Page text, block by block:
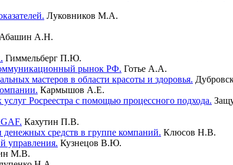
Луковников М.А.
Абашин А.Н.
Гиммельберг П.Ю.
рынок РФ. Готье А.А.
мастеров в области красоты и здоровья.
Кармышов А.Е.
Росреестра с помощью процессного подхода.
Кахутин П.В.
денежных средств в группе компаний. Клюсов Н.В.
управления. Кузнецов В.Ю.
М.В.